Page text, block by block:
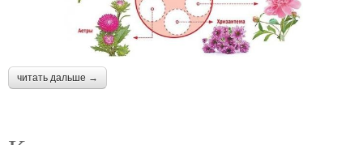
читать дальше →